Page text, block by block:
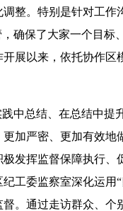
整。特别是针对工作
确保了大家一个目标
展以来，依托协作区
总结、在总结中提
加严密、更加有效地
发挥监督保障执行、
工委监察室深化运用
。通过走访群众、个